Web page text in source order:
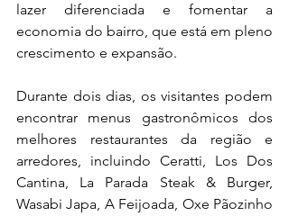
lazer diferenciada e fomentar a
economia do bairro, que está em pleno
crescimento e expansão.
Durante dois dias, os visitantes podem
encontrar menus gastronômicos dos
melhores restaurantes da região e
arredores, incluindo Ceratti, Los Dos
Cantina, La Parada Steak & Burger,
Wasabi Japa, A Feijoada, Oxe Pãozinho